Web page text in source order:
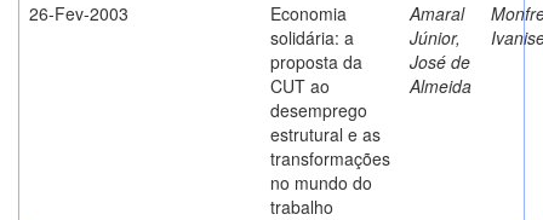
26-Fev-2003
Economia
solidária: a
proposta da
CUT ao
desemprego
estrutural e as
transformações
no mundo do
trabalho
Amaral
Júnior,
José de
Almeida